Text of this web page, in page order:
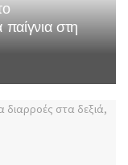
παίγνια στη